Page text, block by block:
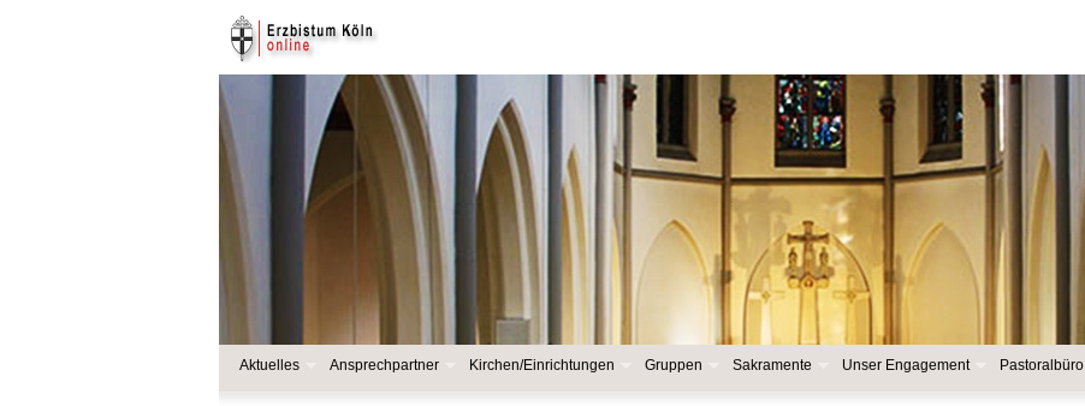
Aktuelles Ansprechpartner Kirchen/Einrichtungen Gruppen Sakramente Unser Engagement Pastoralbüro